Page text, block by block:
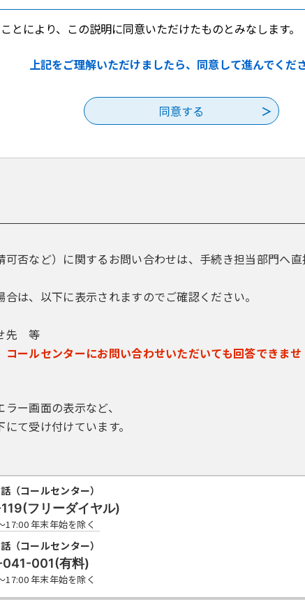
めに必要なインターネット利用環境を含む情報機器等を自己の負
は、原則として２４時間３６５日とします。ただし、個別の手続に
守等の必要があるとき、又は天災、事変その他やむを得ない理由が
の行為を禁止します。
より本サービスを利用すること。
クセスやウィルスの送信等の行為をすること。
故意に妨害し、又は破壊すること。
られる行為をすること。
から取得した個人情報を、下記のとおり取扱います。
理は、「個人情報の保護に関する法律」に基づき適正に行います。
込に係る目的の範囲内で利用します。個人情報の収集目的を超えた
。
バ内に一定期間保存した後、削除します。
担、判断及び責任において利用してください。高槻市は、利用者が
与えた損害並びに本サービスの改修や運用停止等により利用者に発
・届出等手続には、位置情報を求めるものがあります。利用者は
とにより、この説明に同意いただけたものとみなします。
上記をご理解いただけましたら、同意して進んでくださ
否など）に関するお問い合わせは、手続き担当部門へ直
は、以下に表示されますのでご確認ください。
先 等
ールセンターにお問い合わせいただいても回答できませ
ー画面の表示など、
て受け付けています。
（コールセンター）
フリーダイヤル)
17:00 年末年始を除く
（コールセンター）
001(有料)
17:00 年末年始を除く